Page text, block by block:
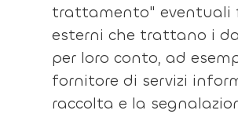
trattamento" eventuali
esterni che trattano i
per loro conto, ad
fornitore di servizi
raccolta e la